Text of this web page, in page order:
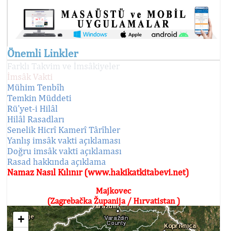
Önemli Linkler
Farklı Takvim ve İmsâkiyeler
İmsâk Vakti
Mühim Tenbîh
Temkin Müddeti
Rü'yet-i Hilâl
Hilâl Rasadları
Senelik Hicrî Kamerî Târîhler
Yanlış imsâk vakti açıklaması
Doğru imsâk vakti açıklaması
Rasad hakkında açıklama
Namaz Nasıl Kılınır (www.hakikatkitabevi.net)
Majkovec
(Zagrebačka Županija / Hırvatistan )
+